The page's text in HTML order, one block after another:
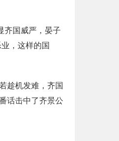
齐国威严，晏子
，这样的国
趁机发难，齐国
话击中了齐景公